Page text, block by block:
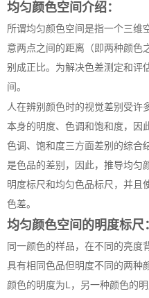
均匀颜色空间介绍：
所谓均匀颜色空间是指一个三维
意两点之间的距离（即两种颜色
别成正比。为解决色差测定和评
间。
人在辨别颜色时的视觉差别受许
本身的明度、色调和饱和度，因
色调、饱和度三方面差别的综合
是色品的差别，因此，推导均匀
明度标尺和均匀色品标尺，并且
色差。
均匀颜色空间的明度标尺：
同一颜色的样品，在不同的亮度
具有相同色品但明度不同的两种
颜色的明度为L，另一种颜色的